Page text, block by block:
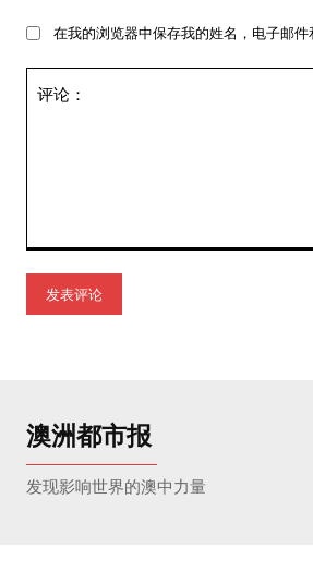
论：
在我的浏览器中保存我的姓名，电子邮件
澳洲都市报
发现影响世界的澳中力量